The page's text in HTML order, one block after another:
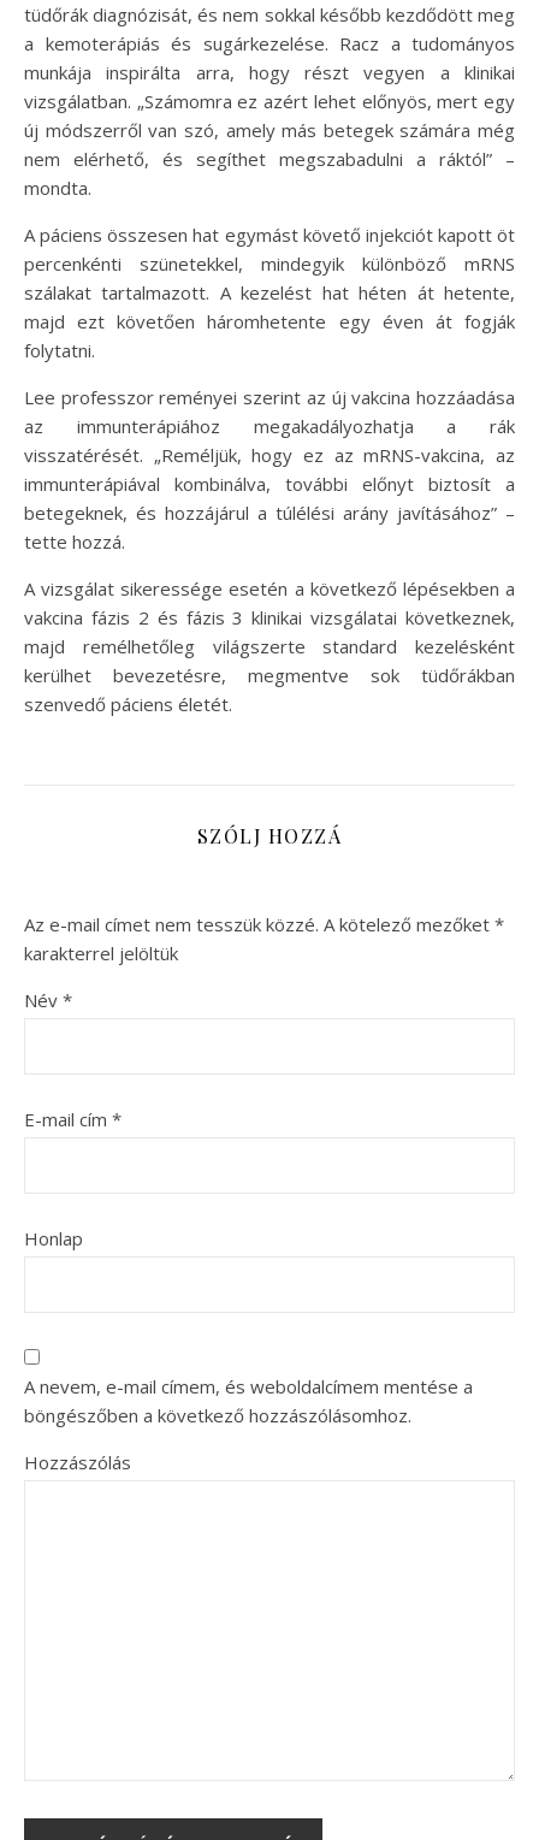
tüdőrák diagnózisát, és nem sokkal később kezdődött meg
a kemoterápiás és sugárkezelése. Racz a tudományos
munkája inspirálta arra, hogy részt vegyen a klinikai
vizsgálatban. „Számomra ez azért lehet előnyös, mert egy
új módszerről van szó, amely más betegek számára még
nem elérhető, és segíthet megszabadulni a ráktól” –
mondta.
A páciens összesen hat egymást követő injekciót kapott öt
percenkénti szünetekkel, mindegyik különböző mRNS
szálakat tartalmazott. A kezelést hat héten át hetente,
majd ezt követően háromhetente egy éven át fogják
folytatni.
Lee professzor reményei szerint az új vakcina hozzáadása
az immunterápiához megakadályozhatja a rák
visszatérését. „Reméljük, hogy ez az mRNS-vakcina, az
immunterápiával kombinálva, további előnyt biztosít a
betegeknek, és hozzájárul a túlélési arány javításához” –
tette hozzá.
A vizsgálat sikeressége esetén a következő lépésekben a
vakcina fázis 2 és fázis 3 klinikai vizsgálatai következnek,
majd remélhetőleg világszerte standard kezelésként
kerülhet bevezetésre, megmentve sok tüdőrákban
szenvedő páciens életét.
SZÓLJ HOZZÁ
Az e-mail címet nem tesszük közzé. A kötelező mezőket *
karakterrel jelöltük
Név *
E-mail cím *
Honlap
A nevem, e-mail címem, és weboldalcímem mentése a
böngészőben a következő hozzászólásomhoz.
Hozzászólás